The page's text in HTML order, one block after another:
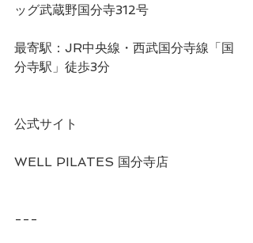
ッグ武蔵野国分寺312号
最寄駅：JR中央線・西武国分寺線「国
分寺駅」徒歩3分
公式サイト
WELL PILATES 国分寺店
---